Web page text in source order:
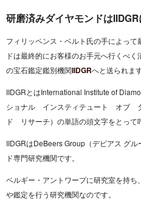
研磨済みダイヤモンドは
フィリッペンス・ベルト氏の手によっ
ドは最終的にお客様のお手元へ行くべ
の宝石鑑定鑑別機関IIDGRへと送られます
IIDGRとはInternational Institute of
ショナル インスティテュート オブ
ド リサーチ）の単語の頭文字をとって
IIDGRはDeBeers Group（デビアス グ
ド専門研究機関です。
ベルギー・アントワープに研究室を持
や鑑定を行う研究機関なのです。